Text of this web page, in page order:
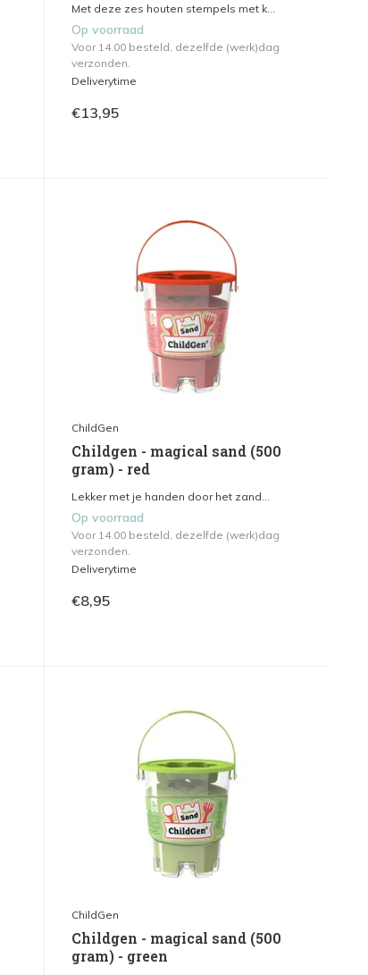
Met deze zes houten stempels met k...
Op voorraad
Voor 14.00 besteld, dezelfde (werk)dag
verzonden.
Deliverytime
€13,95
ChildGen
Childgen - magical sand (500
gram) - red
Lekker met je handen door het zand...
Op voorraad
Voor 14.00 besteld, dezelfde (werk)dag
verzonden.
Deliverytime
€8,95
ChildGen
Childgen - magical sand (500
gram) - green